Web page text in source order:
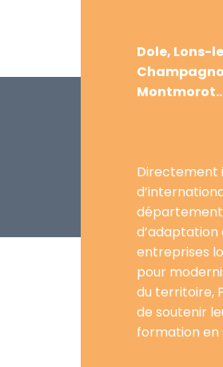
Dole, Lons-
Directement
d’adaptation
entreprises
pour
du territoire,
de soutenir
formation en